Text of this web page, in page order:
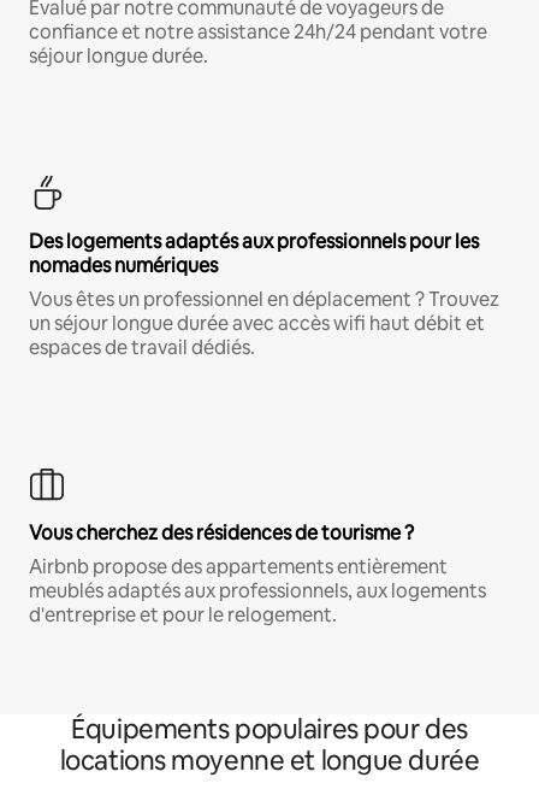
Évalué par notre communauté de voyageurs de
confiance et notre assistance 24h/24 pendant votre
séjour longue durée.
Des logements adaptés aux professionnels pour les
nomades numériques
Vous êtes un professionnel en déplacement ? Trouvez
un séjour longue durée avec accès wifi haut débit et
espaces de travail dédiés.
Vous cherchez des résidences de tourisme ?
Airbnb propose des appartements entièrement
meublés adaptés aux professionnels, aux logements
d'entreprise et pour le relogement.
Équipements populaires pour des
locations moyenne et longue durée